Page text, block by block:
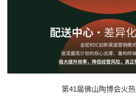
第41届佛山陶博会火